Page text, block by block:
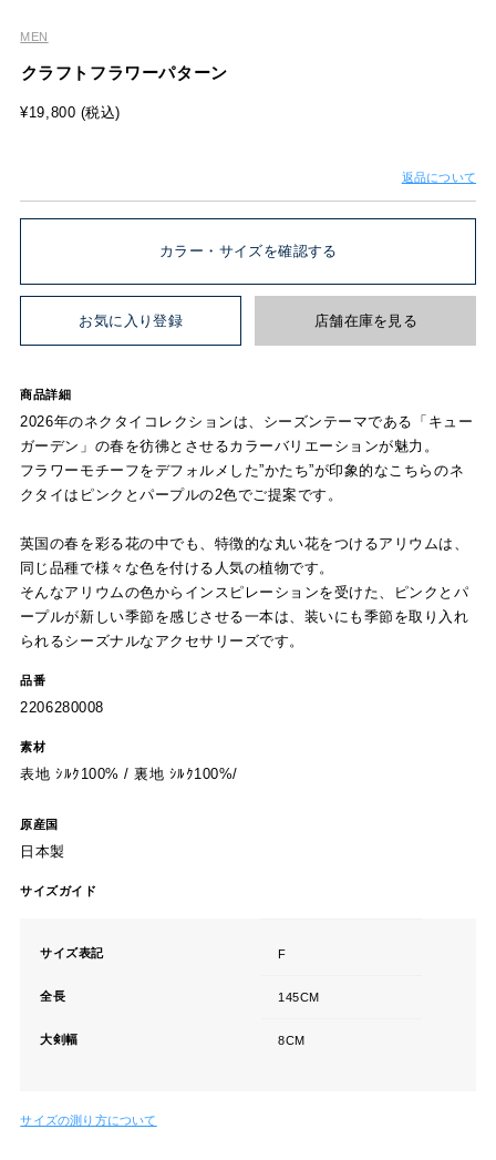
MEN
クラフトフラワーパターン
¥19,800 (税込)
返品について
カラー・サイズを確認する
お気に入り登録 店舗在庫を見る
商品詳細
2026年のネクタイコレクションは、シーズンテーマである「キュー
ガーデン」の春を彷彿とさせるカラーバリエーションが魅力。
フラワーモチーフをデフォルメした”かたち”が印象的なこちらのネ
クタイはピンクとパープルの2色でご提案です。
英国の春を彩る花の中でも、特徴的な丸い花をつけるアリウムは、
同じ品種で様々な色を付ける人気の植物です。
そんなアリウムの色からインスピレーションを受けた、ピンクとパ
ープルが新しい季節を感じさせる一本は、装いにも季節を取り入れ
られるシーズナルなアクセサリーズです。
品番
2206280008
素材
表地 ｼﾙｸ100% / 裏地 ｼﾙｸ100%/
原産国
日本製
サイズガイド
サイズ表記 F
全長 145CM
大剣幅 8CM
サイズの測り方について